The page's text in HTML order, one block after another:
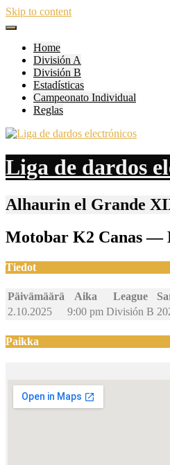
Skip to content
Home
División A
División B
Estadísticas
Campeonato Individual
Reglas
Liga de dardos
Alhaurin el Grande
Motobar K2 Canas —
Tiedot
Päivämäärä Aika League
2.10.2025
9:00 pm División B
Paikka